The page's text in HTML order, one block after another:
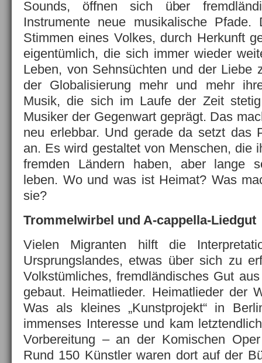
Sounds, öffnen sich über
Instrumente neue musikalische Pfade.
Stimmen eines Volkes, durch Herkunft
eigentümlich, die sich immer wieder
Leben, von Sehnsüchten und der Liebe
der Globalisierung mehr und mehr
Musik, die sich im Laufe der Zeit
Musiker der Gegenwart geprägt. Das
neu erlebbar. Und gerade da setzt das
an. Es wird gestaltet von Menschen, die
fremden Ländern haben, aber lange
leben. Wo und was ist Heimat? Was
sie?
Trommelwirbel und A-cappella-Liedgut
Vielen Migranten hilft die
Ursprungslandes, etwas über sich zu
Volkstümliches, fremdländisches Gut
gebaut. Heimatlieder. Heimatlieder der
Was als kleines „Kunstprojekt“ in
immenses Interesse und kam
Vorbereitung – an der Komischen
Rund 150 Künstler waren dort auf der